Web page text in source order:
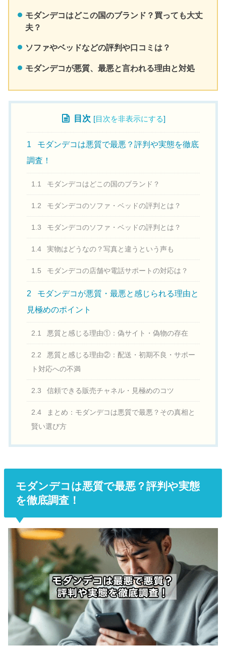
モダンデコはどこの国のブランド？買っても大丈
夫？
ソファやベッドなどの評判や口コミは？
モダンデコが悪質、最悪と言われる理由と対処
目次 [目次を非表示にする]
1
モダンデコは悪質で最悪？評判や実態を徹底
調査！
1.1 モダンデコはどこの国のブランド？
1.2 モダンデコのソファ・ベッドの評判とは？
1.3 モダンデコのソファ・ベッドの評判とは？
1.4 実物はどうなの？写真と違うという声も
1.5 モダンデコの店舗や電話サポートの対応は？
2
モダンデコが悪質・最悪と感じられる理由と
見極めのポイント
2.1 悪質と感じる理由①：偽サイト・偽物の存在
2.2
悪質と感じる理由②：配送・初期不良・サポー
ト対応への不満
2.3 信頼できる販売チャネル・見極めのコツ
2.4
まとめ：モダンデコは悪質で最悪？その真相と
賢い選び方
モダンデコは悪質で最悪？評判や実態
を徹底調査！